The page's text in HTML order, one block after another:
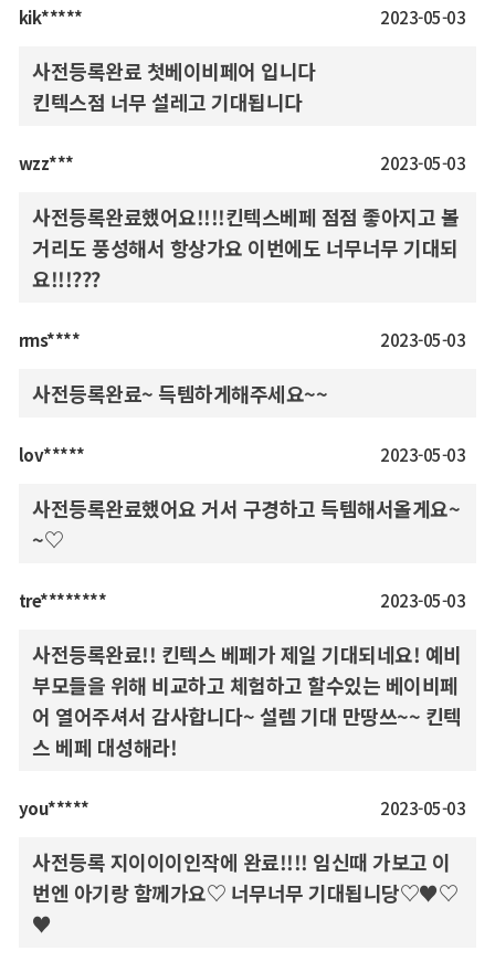
kik***** 2023-05-03
사전등록완료 첫베이비페어 입니다
킨텍스점 너무 설레고 기대됩니다
wzz*** 2023-05-03
사전등록완료했어요!!!!킨텍스베페 점점 좋아지고 볼
거리도 풍성해서 항상가요 이번에도 너무너무 기대되
요!!!???
rms**** 2023-05-03
사전등록완료~ 득템하게해주세요~~
lov***** 2023-05-03
사전등록완료했어요 거서 구경하고 득템해서올게요~
~♡
tre******** 2023-05-03
사전등록완료!! 킨텍스 베페가 제일 기대되네요! 예비
부모들을 위해 비교하고 체험하고 할수있는 베이비페
어 열어주셔서 감사합니다~ 설렘 기대 만땅쓰~~ 킨텍
스 베페 대성해라!
you***** 2023-05-03
사전등록 지이이이인작에 완료!!!! 임신때 가보고 이
번엔 아기랑 함께가요♡ 너무너무 기대됩니당♡♥︎♡
♥︎